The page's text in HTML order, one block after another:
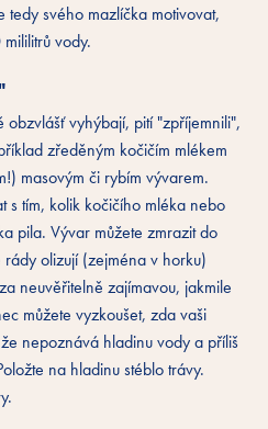
tedy svého mazlíčka motivovat,
vody.
vyhýbají, pití "zpříjemnili",
zředěným kočičím mlékem
masovým či rybím vývarem.
s tím, kolik kočičího mléka nebo
pila. Vývar můžete zmrazit do
olizují (zejména v horku)
neuvěřitelně zajímavou, jakmile
můžete vyzkoušet, zda vaši
nepoznává hladinu vody a příliš
na hladinu stéblo trávy.